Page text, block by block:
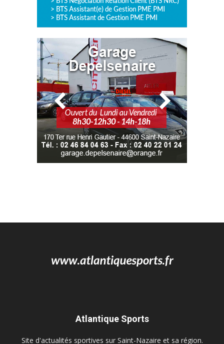
Atlantique Sports
Site d'actualités sportives sur Saint-Nazaire et sa région.